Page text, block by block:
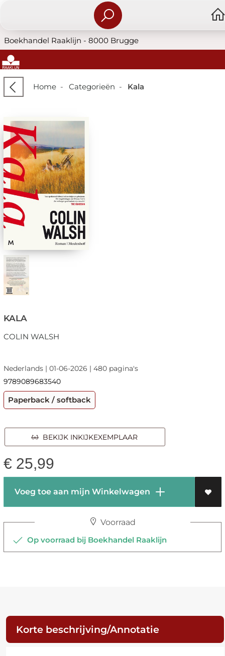
Boekhandel Raaklijn - 8000 Brugge
Home- Categorieën - Kala
KALA
COLIN WALSH
Nederlands | 01-06-2026 | 480 pagina's
9789089683540
Paperback / softback
BEKIJK INKIJKEXEMPLAAR
€ 25,99
Voeg toe aan mijn Winkelwagen
Voorraad
Op voorraad bij Boekhandel Raaklijn
Korte beschrijving/Annotatie